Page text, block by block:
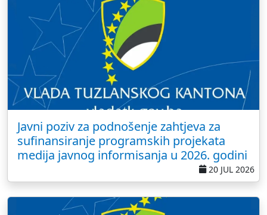
Javni poziv za podnošenje zahtjeva za
sufinansiranje programskih projekata
medija javnog informisanja u 2026. godini
20 JUL 2026